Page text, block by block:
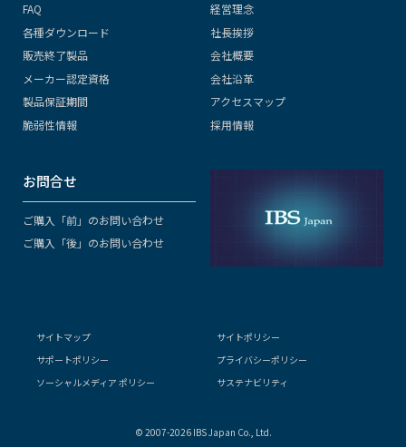
FAQ
各種ダウンロード
販売終了製品
メーカー認定資格
製品保証期間
脆弱性情報
経営理念
社長挨拶
会社概要
会社沿革
アクセスマップ
採用情報
お問合せ
ご購入「前」のお問い合わせ
ご購入「後」のお問い合わせ
サイトマップ
サイトポリシー
サポートポリシー
プライバシーポリシー
ソーシャルメディア ポリシー
サステナビリティ
© 2007-2026 IBS Japan Co., Ltd.